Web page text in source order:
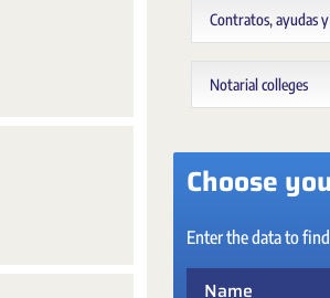
Contratos, ayudas
Notarial colleges
Choose
Enter the data to